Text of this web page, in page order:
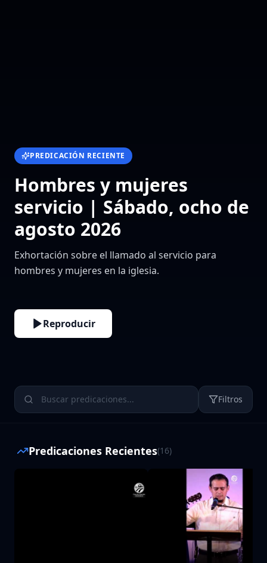
PREDICACIÓN RECIENTE
Hombres y mujeres
servicio | Sábado, ocho de
agosto 2026
Exhortación sobre el llamado al servicio para
hombres y mujeres en la iglesia.
Reproducir
Filtros
Predicaciones Recientes(16)